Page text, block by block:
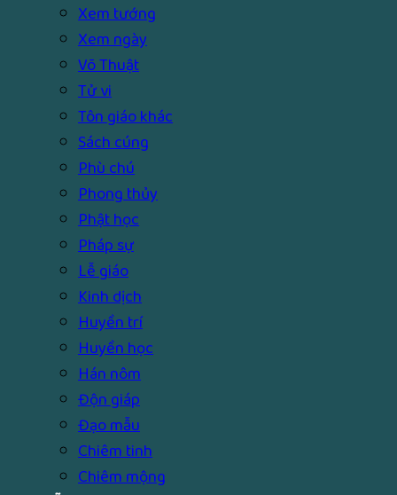
Xem tướng
Xem ngày
Võ Thuật
Tử vi
Tôn giáo khác
Sách cúng
Phù chú
Phong thủy
Phật học
Pháp sự
Lễ giáo
Kinh dịch
Huyền trí
Huyền học
Hán nôm
Độn giáp
Đạo mẫu
Chiêm tinh
Chiêm mộng